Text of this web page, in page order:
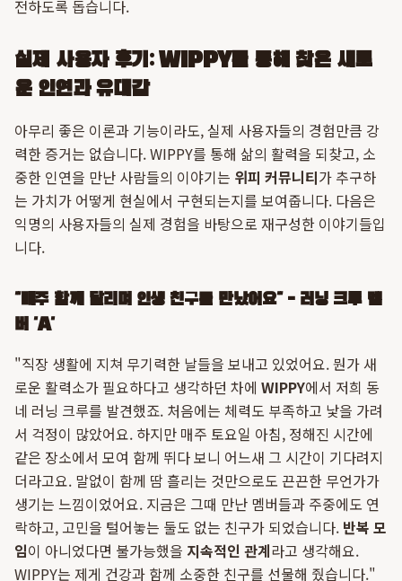
전하도록 돕습니다.
실제 사용자 후기: WIPPY를 통해 찾은 새로
운 인연과 유대감
아무리 좋은 이론과 기능이라도, 실제 사용자들의 경험만큼 강
력한 증거는 없습니다. WIPPY를 통해 삶의 활력을 되찾고, 소
중한 인연을 만난 사람들의 이야기는 위피 커뮤니티가 추구하
는 가치가 어떻게 현실에서 구현되는지를 보여줍니다. 다음은
익명의 사용자들의 실제 경험을 바탕으로 재구성한 이야기들입
니다.
"매주 함께 달리며 인생 친구를 만났어요" - 러닝 크루 멤
버 'A'
"직장 생활에 지쳐 무기력한 날들을 보내고 있었어요. 뭔가 새
로운 활력소가 필요하다고 생각하던 차에 WIPPY에서 저희 동
네 러닝 크루를 발견했죠. 처음에는 체력도 부족하고 낯을 가려
서 걱정이 많았어요. 하지만 매주 토요일 아침, 정해진 시간에
같은 장소에서 모여 함께 뛰다 보니 어느새 그 시간이 기다려지
더라고요. 말없이 함께 땀 흘리는 것만으로도 끈끈한 무언가가
생기는 느낌이었어요. 지금은 그때 만난 멤버들과 주중에도 연
락하고, 고민을 털어놓는 둘도 없는 친구가 되었습니다. 반복 모
임이 아니었다면 불가능했을 지속적인 관계라고 생각해요.
WIPPY는 제게 건강과 함께 소중한 친구를 선물해 줬습니다."